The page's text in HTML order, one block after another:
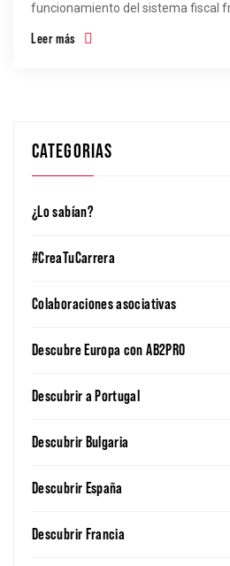
funcionamiento del sistema fiscal
Leer más
CATEGORIAS
¿Lo sabían?
#CreaTuCarrera
Colaboraciones asociativas
Descubre Europa con AB2PRO
Descubrir a Portugal
Descubrir Bulgaria
Descubrir España
Descubrir Francia